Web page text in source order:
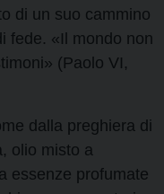
di un suo cammino
fede. «Il mondo non
(Paolo VI,
dalla preghiera di
olio misto a
essenze profumate